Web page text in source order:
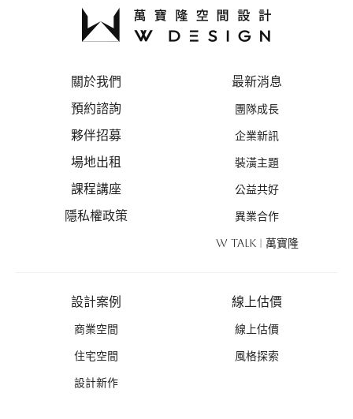
關於我們
預約諮詢
夥伴招募
場地出租
課程講座
隱私權政策
最新消息
團隊成長
企業新訊
裝潢主題
公益共好
異業合作
W TALK | 萬寶隆
設計案例
商業空間
住宅空間
設計新作
線上估價
線上估價
風格探索